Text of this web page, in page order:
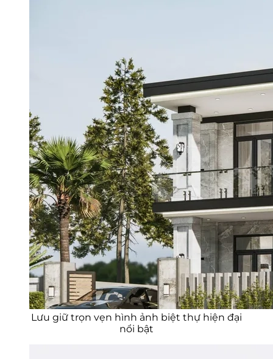
Lưu giữ trọn vẹn hình ảnh biệt thự hiện đại
nổi bật